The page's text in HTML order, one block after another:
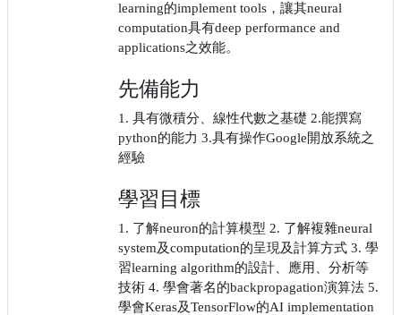
learning的implement tools，讓其neural
computation具有deep performance and
applications之效能。
先備能力
1. 具有微積分、線性代數之基礎 2.能撰寫
python的能力 3.具有操作Google開放系統之
經驗
學習目標
1. 了解neuron的計算模型 2. 了解複雜neural
system及computation的呈現及計算方式 3. 學
習learning algorithm的設計、應用、分析等
技術 4. 學會著名的backpropagation演算法 5.
學會Keras及TensorFlow的AI implementation